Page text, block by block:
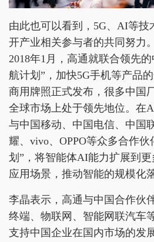
由此也可以看到，5G、AI等技
开产业相关参与者的共同努力
2018年1月，高通就联合领先
航计划”，加快5G手机等产品
商用牌照正式发布，很多中国
全球市场上处于领先地位。在
与中国移动、中国电信、中国
耀、vivo、OPPO等众多合作
划”，将智能体AI能力扩展到
应用场景，推动智能的规模化
李晶表示，高通与中国合作伙
终端、物联网、智能网联汽车
支持中国企业在国内市场的发